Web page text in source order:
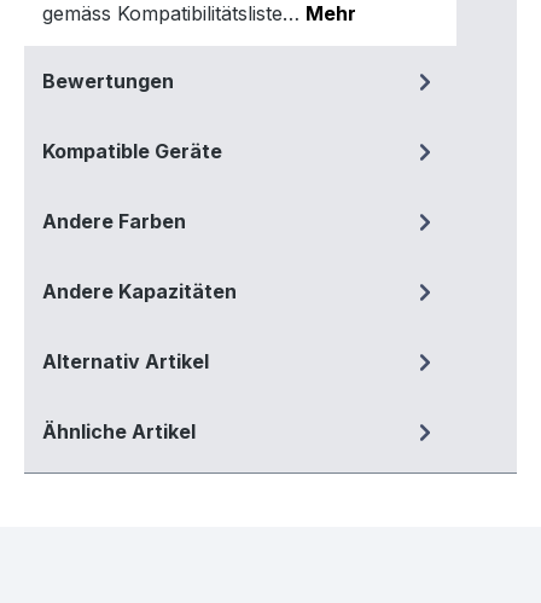
gemäss Kompatibilitätsliste… Mehr
Bewertungen
Kompatible Geräte
Andere Farben
Andere Kapazitäten
Alternativ Artikel
Ähnliche Artikel